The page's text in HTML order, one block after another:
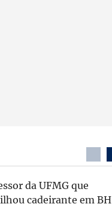
da UFMG que
cadeirante em BH